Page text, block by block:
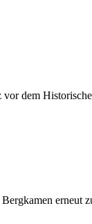
dem
erneut